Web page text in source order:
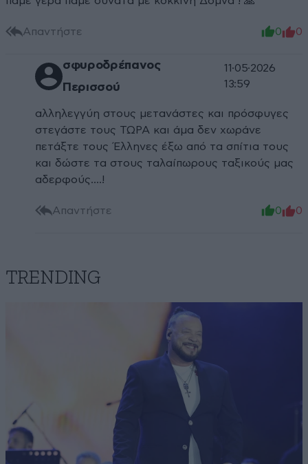
Απαντήστε 0 0
σφυροδρέπανος
Περισσού
11·05·2026
13:59
αλληλεγγύη στους μετανάστες και πρόσφυγες
στεγάστε τους ΤΩΡΑ και άμα δεν χωράνε
πετάξτε τους Έλληνες έξω από τα σπίτια τους
και δώστε τα στους ταλαίπωρους ταξικούς μας
αδερφούς....!
Απαντήστε 0 0
TRENDING